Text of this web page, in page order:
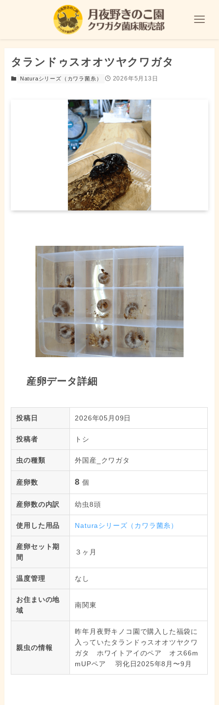
タランドゥスオオツヤクワガタ
Naturaシリーズ（カワラ菌糸） 2026年5月13日
産卵データ詳細
投稿日 2026年05月09日
投稿者 トシ
虫の種類 外国産_クワガタ
産卵数 8 個
産卵数の内訳 幼虫8頭
使用した用品 Naturaシリーズ（カワラ菌糸）
産卵セット期
間
３ヶ月
温度管理 なし
お住まいの地
域
南関東
親虫の情報
昨年月夜野キノコ園で購入した福袋に
入っていたタランドゥスオオツヤクワ
ガタ ホワイトアイのペア オス66m
mUPペア 羽化日2025年8月〜9月